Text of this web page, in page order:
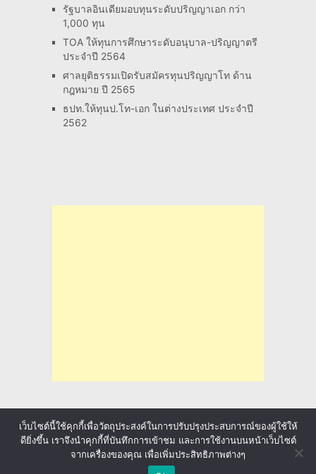
รัฐบาลอินเดียมอบทุนระดับปริญญาเอก กว่า
1,000 ทุน
TOA ให้ทุนการศึกษาระดับอนุบาล-ปริญญาตรี
ประจำปี 2564
ศาลยุติธรรมเปิดรับสมัครทุนปริญญาโท ด้าน
กฎหมาย ปี 2565
ธปท.ให้ทุนป.โท-เอก ในต่างประเทศ ประจำปี
2562
ล่าทุนการศึกษา มาลุ้นให้ทั่วโลกCopyright © 2026.
sponsored byประกันภัยรถยนต์ Back to Top ↑
เว็บไซต์นี้ใช้คุกกี้เพื่อวัตถุประสงค์ในการปรับปรุงประสบการณ์ของผู้ใช้ให้
ดียิ่งขึ้น เราจึงนำคุกกี้ที่บันทึกการเข้าชม และการใช้งานบนหน้าเว็บไซต์
จากเครื่องของคุณ เพื่อเพิ่มประสิทธิภาพต่างๆ